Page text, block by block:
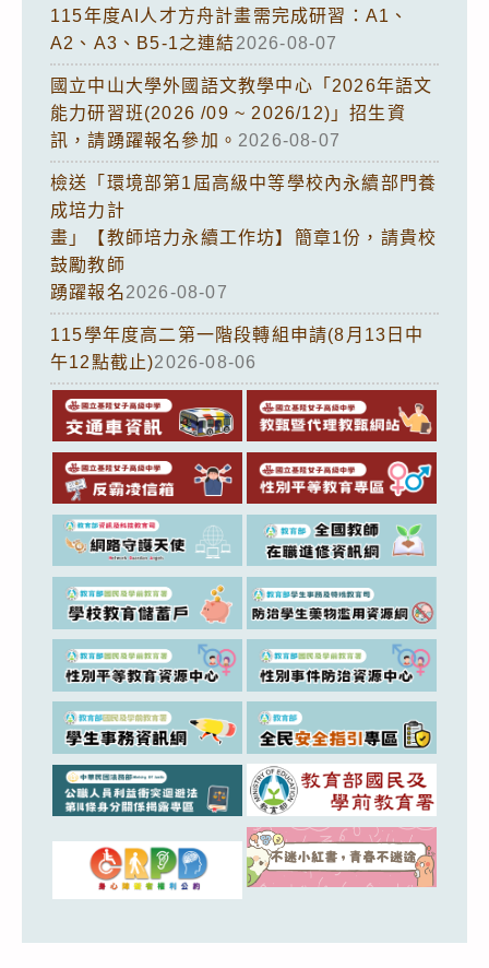
115年度AI人才方舟計畫需完成研習：A1、
A2、A3、B5-1之連結2026-08-07
國立中山大學外國語文教學中心「2026年語文
能力研習班(2026 /09 ~ 2026/12)」招生資
訊，請踴躍報名參加。 2026-08-07
檢送「環境部第1屆高級中等學校內永續部門養
成培力計
畫」【教師培力永續工作坊】簡章1份，請貴校
鼓勵教師
踴躍報名2026-08-07
115學年度高二第一階段轉組申請(8月13日中
午12點截止)2026-08-06